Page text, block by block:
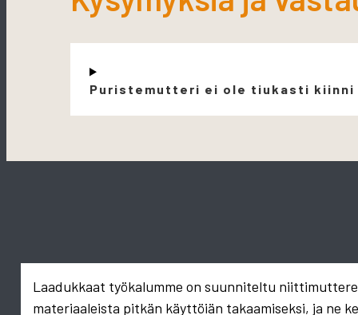
Puristemutteri ei ole tiukasti kiinni
Laadukkaat työkalumme on suunniteltu
materiaaleista pitkän käyttöiän takaamiseksi, ja ne